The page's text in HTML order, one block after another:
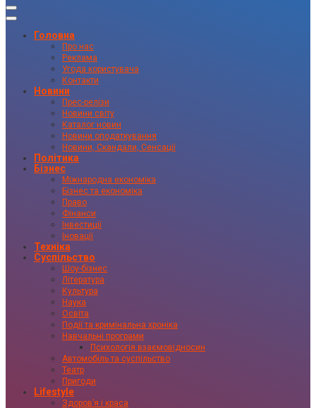
Головна
Про нас
Реклама
Угода користувача
Контакти
Новини
Прес-релізи
Новини світу
Каталог новин
Новини оподаткування
Новини, Скандали, Сенсації
Політика
Бізнес
Міжнародна економіка
Бізнес та економіка
Право
Фінанси
Інвестиції
Іновації
Техніка
Суспільство
Шоу-бізнес
Література
Культура
Наука
Освіта
Події та кримінальна хроніка
Навчальні програми
Психологія взаємовідносин
Автомобіль та суспільство
Театр
Пригоди
Lifestyle
Здоровʼя і краса